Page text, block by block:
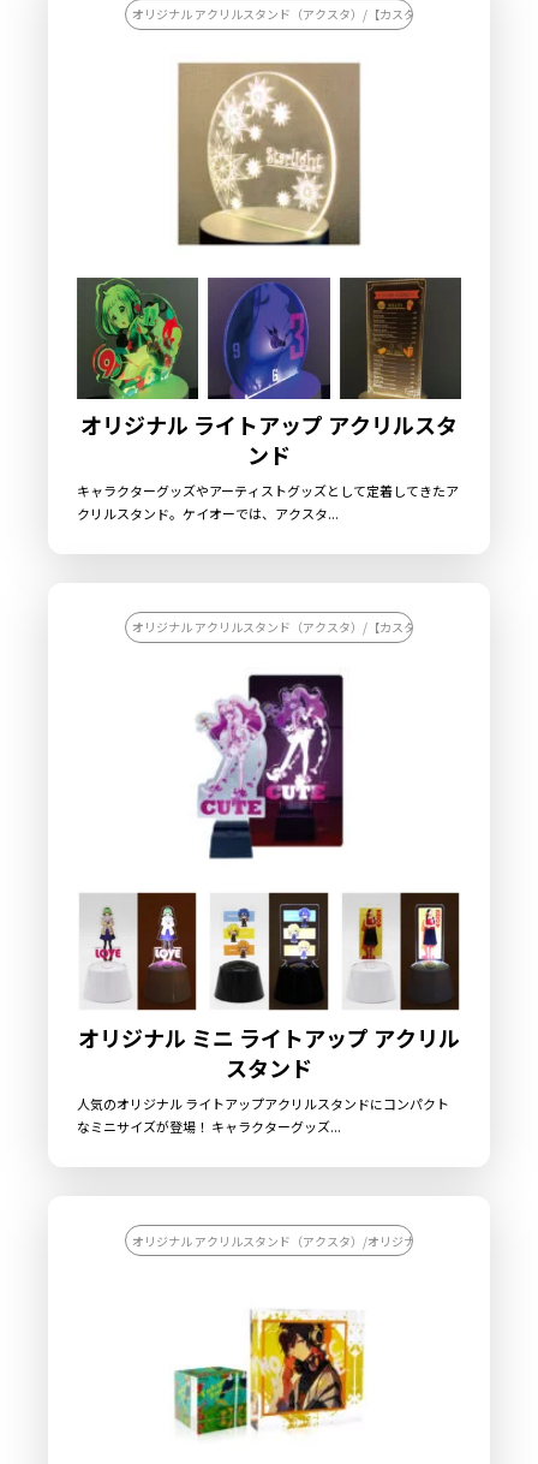
オリジナル アクリルスタンド（アクスタ）/【カスタマイズ対応】オリジ
オリジナル ライトアップ アクリルスタ
ンド
キャラクターグッズやアーティストグッズとして定着してきたア
クリルスタンド。ケイオーでは、アクスタ...
オリジナル アクリルスタンド（アクスタ）/【カスタマイズ対応】オリジ
オリジナル ミニ ライトアップ アクリル
スタンド
人気のオリジナル ライトアップアクリルスタンドにコンパクト
なミニサイズが登場！ キャラクターグッズ...
オリジナル アクリルスタンド（アクスタ）/オリジナル インテリア雑貨/